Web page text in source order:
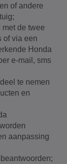
of andere
de twee
of via een
Honda
e-mail, sms
te nemen
en
aanpassing